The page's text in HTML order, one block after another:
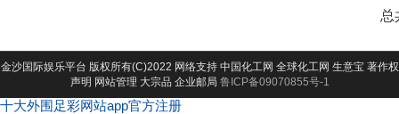
总
金沙国际娱乐平台 版权所有(C)2022 网络支持 中国化工网 全球化工网 生意宝 著作权
声明 网站管理 大宗品 企业邮局 鲁ICP备09070855号-1
十大外围足彩网站app官方注册